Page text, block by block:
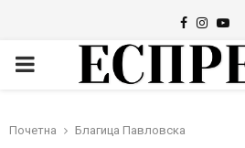
Facebook
PRIMARY
Почетна Благица Павловска